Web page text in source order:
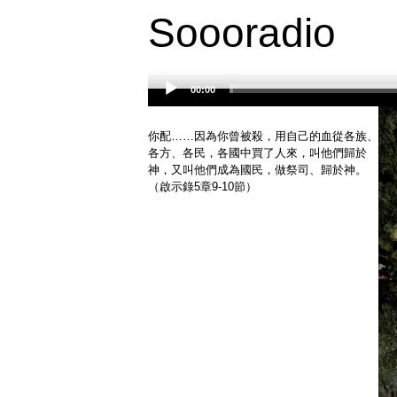
Soooradio
Audio
00:00
你配……因為你曾被殺，用自己的血從各族、
各方、各民，各國中買了人來，叫他們歸於
神，又叫他們成為國民，做祭司、歸於神。
（啟示錄5章9-10節）